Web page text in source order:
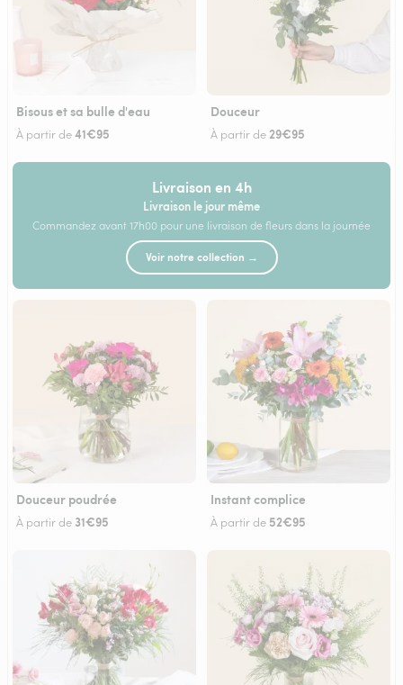
Bisous et sa bulle d'eau
À partir de41€95
Douceur
À partir de29€95
Livraison en 4h
Livraison le jour même
Commandez avant 17h00 pour une livraison de fleurs dans la journée
Voir notre collection →
Douceur poudrée
À partir de 31€95
Instant complice
À partir de 52€95